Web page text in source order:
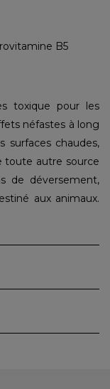
B5
toxique pour les
néfastes à long
surfaces chaudes,
toute autre source
de déversement,
aux animaux.